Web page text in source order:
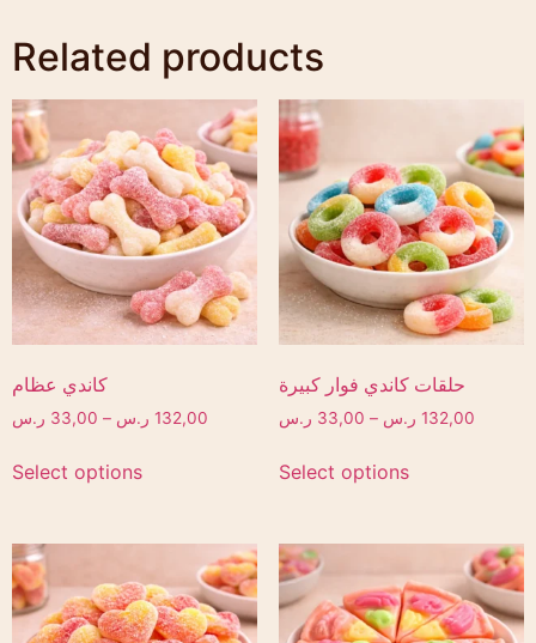
Related products
كاندي عظام
33,00 ر.س – 132,00 ر.س
Select options
حلقات كاندي فوار كبيرة
33,00 ر.س – 132,00 ر.س
Select options